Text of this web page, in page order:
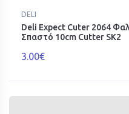
DELI
Deli Expect Cuter 2064
Σπαστό 10cm Cutter SK2
3.00€